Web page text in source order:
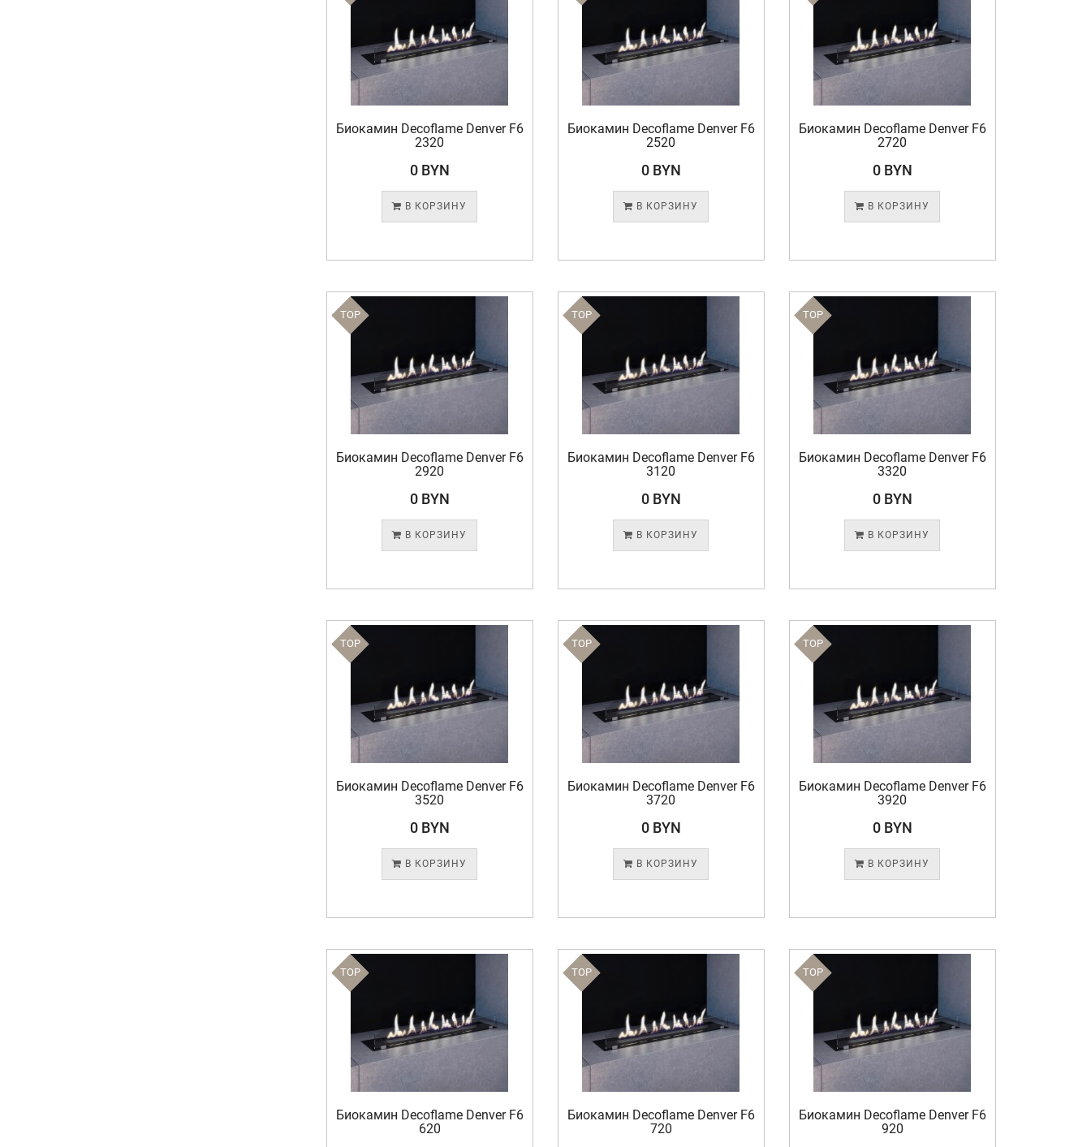
Биокамин Decoflame Denver F6
2320
0 BYN
В КОРЗИНУ
Биокамин Decoflame Denver F6
2520
0 BYN
В КОРЗИНУ
Биокамин Decoflame Denver F6
2720
0 BYN
В КОРЗИНУ
TOP
Биокамин Decoflame Denver F6
2920
0 BYN
В КОРЗИНУ
TOP
Биокамин Decoflame Denver F6
3120
0 BYN
В КОРЗИНУ
TOP
Биокамин Decoflame Denver F6
3320
0 BYN
В КОРЗИНУ
TOP
Биокамин Decoflame Denver F6
3520
0 BYN
В КОРЗИНУ
TOP
Биокамин Decoflame Denver F6
3720
0 BYN
В КОРЗИНУ
TOP
Биокамин Decoflame Denver F6
3920
0 BYN
В КОРЗИНУ
TOP
Биокамин Decoflame Denver F6
620
TOP
Биокамин Decoflame Denver F6
720
TOP
Биокамин Decoflame Denver F6
920